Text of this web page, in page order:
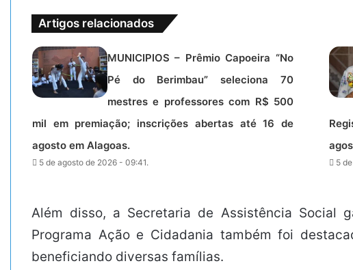
Artigos relacionados
MUNICIPIOS – Prêmio Capoeira “No
Pé do Berimbau” seleciona 70
mestres e professores com R$ 500
mil em premiação; inscrições abertas até 16 de
agosto em Alagoas.
5 de agosto de 2026 - 09:41. 5
Além disso, a Secretaria de Assistência Social
Programa Ação e Cidadania também foi
beneficiando diversas famílias.